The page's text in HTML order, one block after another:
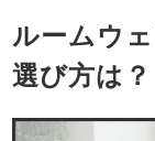
ルームウ
選び方は？